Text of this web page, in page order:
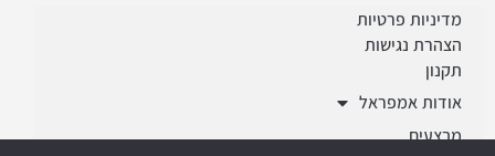
מדיניות פרטיות
הצהרת נגישות
תקנון
אודות אמפראל
מבצעים